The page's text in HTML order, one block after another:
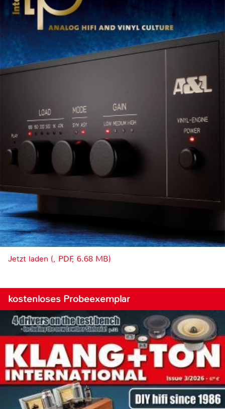
Jetzt laden (, PDF, 6.68 MB)
kostenloses Probeexemplar